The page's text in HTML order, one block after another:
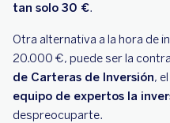
tan solo 30 €.
Otra alternativa a la hora de
20.000 €, puede ser la
de Carteras de Inversión,
equipo de expertos la
despreocuparte.